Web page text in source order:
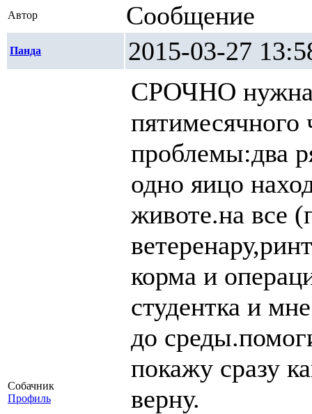
Автор Сообщение
Панда 2015-03-27
Собачник
Профиль
СРОЧНО нужна
проблемы:два
одно яицо
животе.на все
корма и
студентка и
до
покажу сразу
верну.